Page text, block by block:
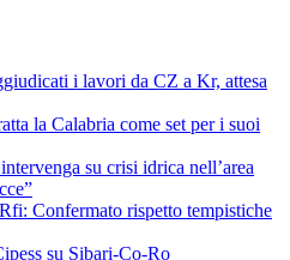
i lavori da CZ a Kr, attesa
la Calabria come set per i suoi
su crisi idrica nell’area
Confermato rispetto tempistiche
su Sibari-Co-Ro